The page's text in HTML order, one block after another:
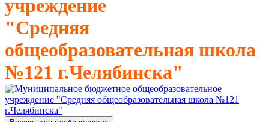
учреждение
"Средняя
общеобразовательная школа
№121 г.Челябинска"